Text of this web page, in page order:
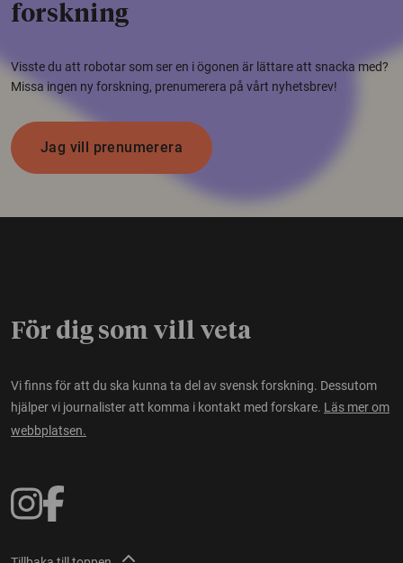
forskning
Visste du att robotar som ser en i ögonen är lättare att snacka med?
Missa ingen ny forskning, prenumerera på vårt nyhetsbrev!
Jag vill prenumerera
För dig som vill veta
Vi finns för att du ska kunna ta del av svensk forskning. Dessutom
hjälper vi journalister att komma i kontakt med forskare. Läs mer om
webbplatsen.